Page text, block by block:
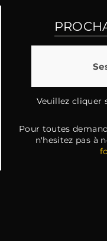
Veuillez cliquer
Pour toutes
n'hesitez pas à